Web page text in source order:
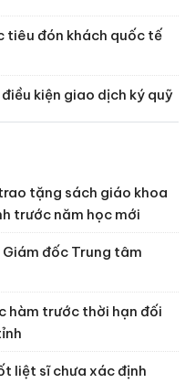
tiêu đón khách quốc tế
kiện giao dịch ký quỹ
tặng sách giáo khoa
trước năm học mới
đốc Trung tâm
hàm trước thời hạn đối
liệt sĩ chưa xác định